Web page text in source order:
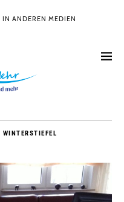
IN ANDEREN MEDIEN
WINTERSTIEFEL